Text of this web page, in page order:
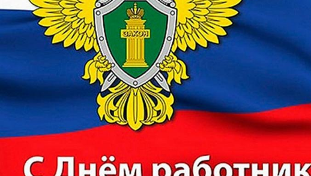
День работника налоговых органов
9 мая День российского
День снятия блокады Ленинграда
День российской почты
День работника органов безопасности
День сотрудников военных
День работника следственных органов
День работника
День работника службы занятости
День согласия и примирения